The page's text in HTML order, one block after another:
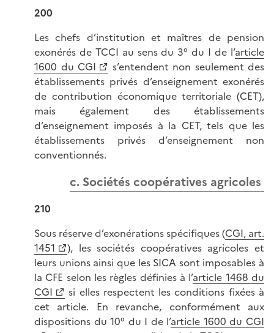
200
Les chefs d’institution et maîtres de pension
exonérés de TCCI au sens du 3° du I de l’article
1600 du CGI
s’entendent non seulement des
établissements privés d’enseignement exonérés
de contribution économique territoriale (CET),
mais également des établissements
d’enseignement imposés à la CET, tels que les
établissements privés d’enseignement non
conventionnés.
c. Sociétés coopératives agricoles
210
Sous réserve d’exonérations spécifiques (CGI, art.
1451
), les sociétés coopératives agricoles et
leurs unions ainsi que les SICA sont imposables à
la CFE selon les règles définies à l’article 1468 du
CGI
si elles respectent les conditions fixées à
cet article. En revanche, conformément aux
dispositions du 10° du I de l’article 1600 du CGI